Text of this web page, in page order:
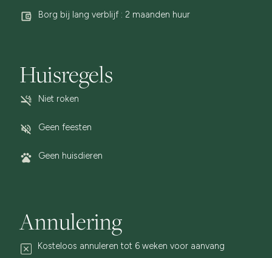
Borg bij lang verblijf : 2 maanden huur
Huisregels
Niet roken
Geen feesten
Geen huisdieren
Annulering
Kosteloos annuleren tot 6 weken voor aanvang